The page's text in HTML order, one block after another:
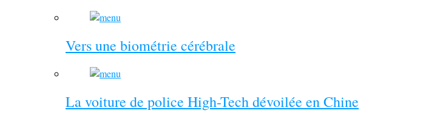
Vers une biométrie cérébrale
La voiture de police High-Tech dévoilée en Chine